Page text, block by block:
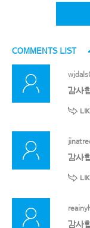
COMMENTS LIST
감사
감사
감사